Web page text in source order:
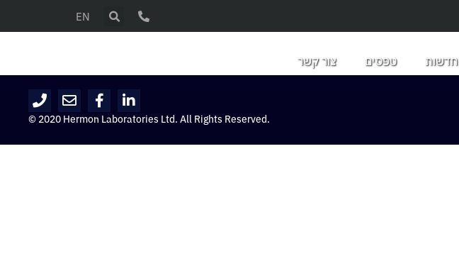
EN
חדשות טפסים צור קשר
© 2020 Hermon Laboratories Ltd. All Rights Reserved.